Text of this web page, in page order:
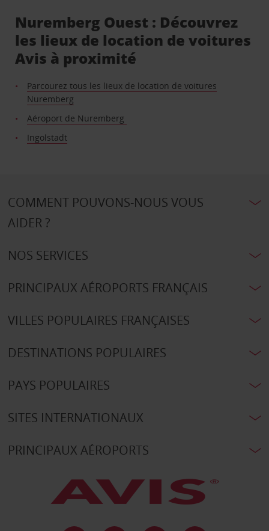
Nuremberg Ouest : Découvrez
les lieux de location de voitures
Avis à proximité
Parcourez tous les lieux de location de voitures
Nuremberg
Aéroport de Nuremberg
Ingolstadt
COMMENT POUVONS-NOUS VOUS
AIDER ?
NOS SERVICES
PRINCIPAUX AÉROPORTS FRANÇAIS
VILLES POPULAIRES FRANÇAISES
DESTINATIONS POPULAIRES
PAYS POPULAIRES
SITES INTERNATIONAUX
PRINCIPAUX AÉROPORTS